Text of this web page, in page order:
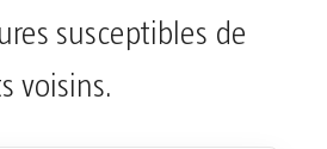
susceptibles de
voisins.